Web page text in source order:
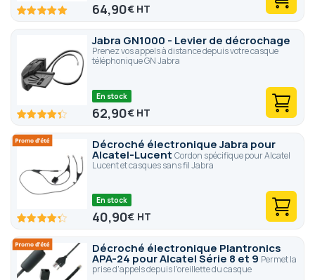
100 100 64,90€
Jabra GN1000 - Levier de décrochage
Prenez vos appels à distance depuis votre casque
téléphonique GN Jabra
86.6100
En stock
62,90€
Décroché électronique Jabra pour
Alcatel-Lucent Cordon spécifique pour Alcatel
Lucent et casques sans fil Jabra
86 100
En stock
40,90€
Décroché électronique Plantronics
APA-24 pour Alcatel Série 8 et 9 Permet la
prise d'appels depuis l'oreillette du casque